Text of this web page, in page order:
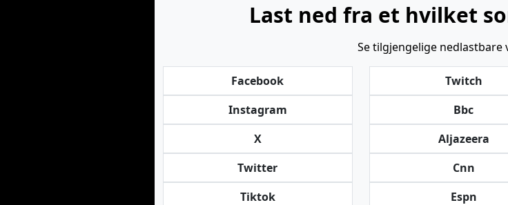
Last ned fra et hvilket
Se tilgjengelige nedlastbare
Facebook
Instagram
X
Twitter
Tiktok
Twitch
Bbc
Aljazeera
Cnn
Espn